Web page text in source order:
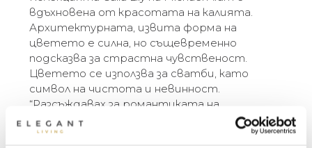
вдъхновена от красотата на калията.
Архитектурната, извита форма на
цветето е силна, но същевременно
подсказва за страстна чувственост.
Цветето се използва за сватби, като
символ на чистота и невинност.
“Разсъждавах за романтиката на
сватбите и как букетите често
използват цветя, носещи символика.